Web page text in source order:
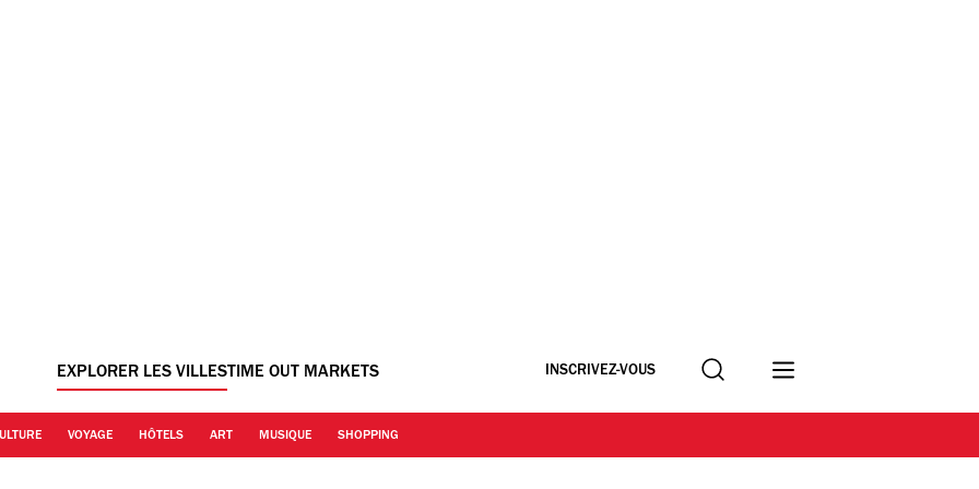
EXPLORER LES VILLESTIME OUT MARKETS INSCRIVEZ-VOUS Recherche
VOYAGE HÔTELS ART MUSIQUE SHOPPING